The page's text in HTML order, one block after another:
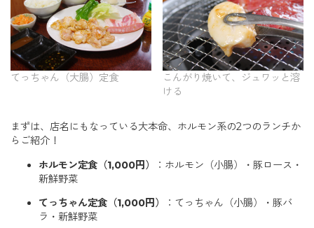
てっちゃん（大腸）定食
こんがり焼いて、ジュワッと溶
ける
まずは、店名にもなっている大本命、ホルモン系の2つのランチか
らご紹介！
ホルモン定食（1,000円）
：ホルモン（小腸）・豚ロース・
新鮮野菜
てっちゃん定食（1,000円）
：てっちゃん（小腸）・豚バ
ラ・新鮮野菜